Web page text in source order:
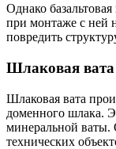
Однако
при монтаже с ней
повредить
Шлаковая вата
Шлаковая вата
доменного шлака.
минеральной ваты.
технических